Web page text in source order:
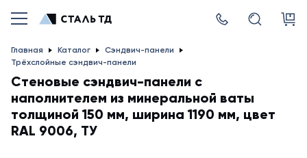
Главная Каталог
Сэндвич-панели
Трёхслойные сэндвич-панели
Стеновые сэндвич-панели с
наполнителем из минеральной ваты
толщиной 150 мм, ширина 1190 мм, цвет
RAL 9006, ТУ